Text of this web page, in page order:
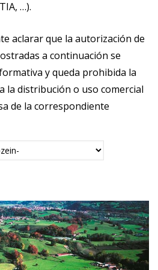
…).
aclarar que la autorización de
a continuación se
y queda prohibida la
la distribución o uso comercial
de la correspondiente